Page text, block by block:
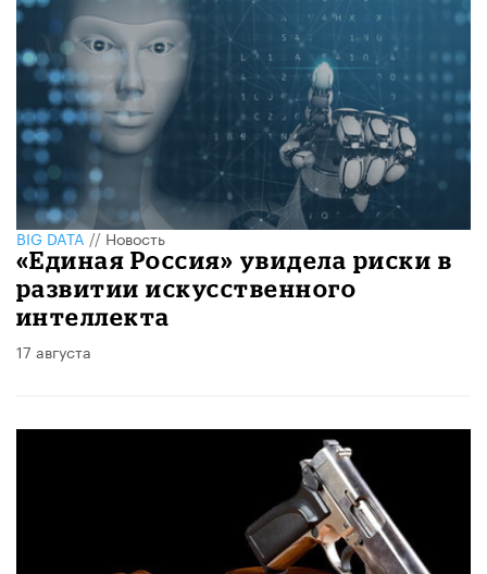
BIG DATA//Новость
«Единая Россия» увидела риски в
развитии искусственного
интеллекта
17 августа